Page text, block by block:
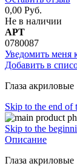
0,00 Руб.
Не в наличии
АРТ
0780087
Уведомить меня
Добавить в
Глаза
Skip to the end of
Skip to the
Описание
Глаза